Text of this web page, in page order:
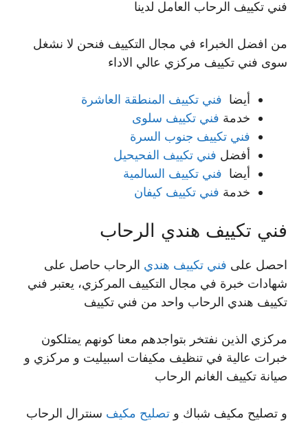
فني تكييف الرحاب العامل لدينا
من افضل الخبراء في مجال التكييف فنحن لا نشغل
سوى فني تكييف مركزي عالي الاداء
أيضا فني تكييف المنطقة العاشرة
خدمة فني تكييف سلوى
فني تكييف جنوب السرة
أفضل فني تكييف الفحيحيل
أيضا فني تكييف السالمية
خدمة فني تكييف كيفان
فني تكييف هندي الرحاب
احصل على فني تكييف هندي الرحاب حاصل على
شهادات خبرة في مجال التكييف المركزي، يعتبر فني
تكييف هندي الرحاب واحد من فني تكييف
مركزي الذين نفتخر بتواجدهم معنا كونهم يمتلكون
خبرات عالية في تنظيف مكيفات اسبيليت و مركزي و
صيانة تكييف الغانم الرحاب
و تصليح مكيف شباك و تصليح مكيف سنترال الرحاب